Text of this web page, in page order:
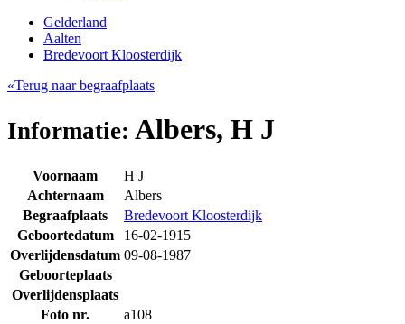
Gelderland
Aalten
Bredevoort Kloosterdijk
«Terug naar begraafplaats
Informatie: Albers, H J
Voornaam
H J
Achternaam
Albers
Begraafplaats
Bredevoort Kloosterdijk
Geboortedatum
16-02-1915
Overlijdensdatum 09-08-1987
Geboorteplaats
Overlijdensplaats
Foto nr.
a108